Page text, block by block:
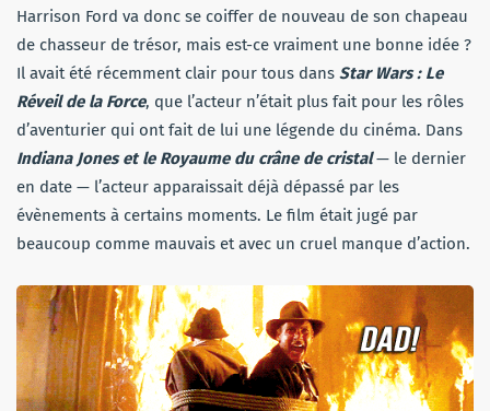
Harrison Ford va donc se coiffer de nouveau de son chapeau
de chasseur de trésor, mais est-ce vraiment une bonne idée ?
Il avait été récemment clair pour tous dans Star Wars : Le
Réveil de la Force, que l’acteur n’était plus fait pour les rôles
d’aventurier qui ont fait de lui une légende du cinéma. Dans
Indiana Jones et le Royaume du crâne de cristal— le dernier
en date — l’acteur apparaissait déjà dépassé par les
évènements à certains moments. Le film était jugé par
beaucoup comme mauvais et avec un cruel manque d’action.